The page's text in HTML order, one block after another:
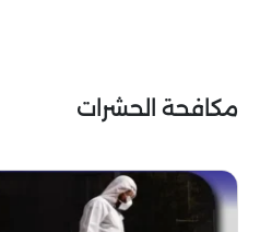
مكافحة الحشرات